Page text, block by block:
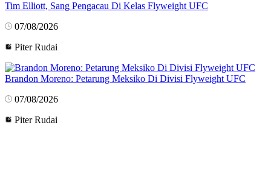
Tim Elliott, Sang Pengacau Di Kelas Flyweight UFC
07/08/2026
Piter Rudai
Brandon Moreno: Petarung Meksiko Di Divisi Flyweight UFC
07/08/2026
Piter Rudai